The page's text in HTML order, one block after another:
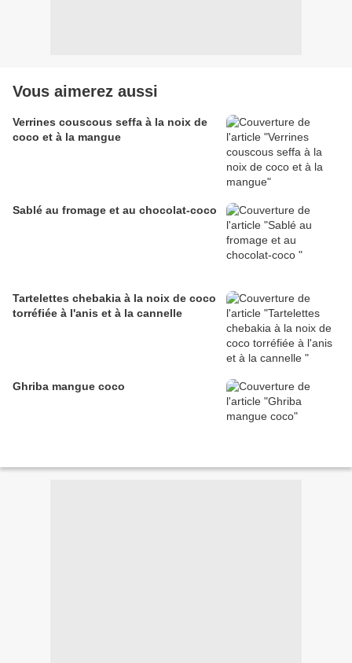
Vous aimerez aussi
Verrines couscous seffa à la noix de
coco et à la mangue
Sablé au fromage et au chocolat-coco
Tartelettes chebakia à la noix de coco
torréfiée à l'anis et à la cannelle
Ghriba mangue coco